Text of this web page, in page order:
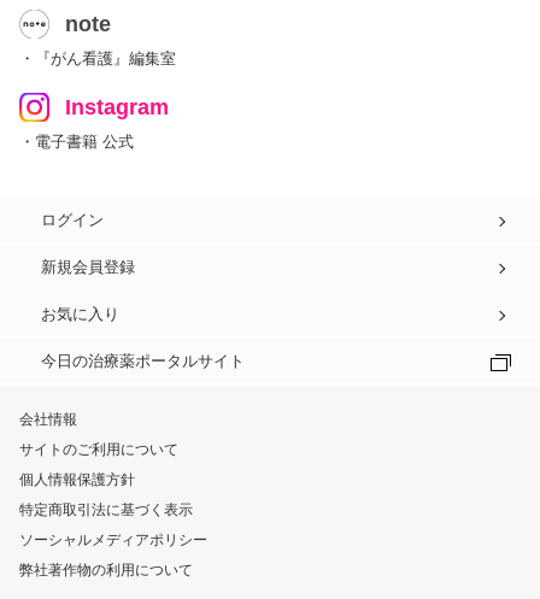
note
・『がん看護』編集室
Instagram
・電子書籍 公式
ログイン
新規会員登録
お気に入り
今日の治療薬ポータルサイト
会社情報
サイトのご利用について
個人情報保護方針
特定商取引法に基づく表示
ソーシャルメディアポリシー
弊社著作物の利用について